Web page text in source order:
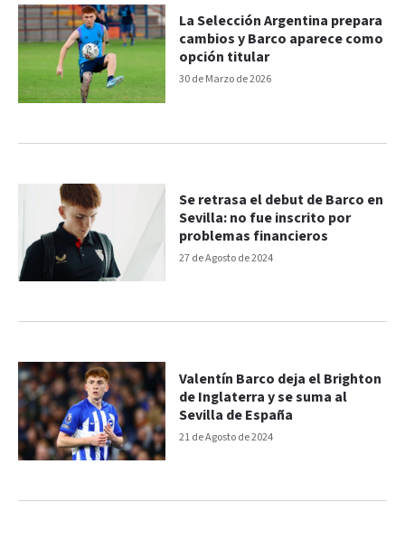
30 de Marzo de 2026
La Selección Argentina prepara
cambios y Barco aparece como
opción titular
27 de Agosto de 2024
Se retrasa el debut de Barco en
Sevilla: no fue inscrito por
problemas financieros
21 de Agosto de 2024
Valentín Barco deja el Brighton
de Inglaterra y se suma al
Sevilla de España